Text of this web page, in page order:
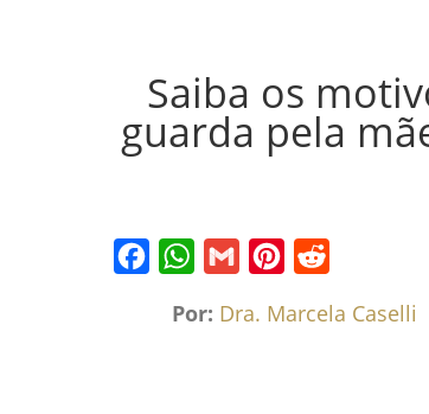
Saiba os
guarda pela
Por: Dra. Marcela Caselli